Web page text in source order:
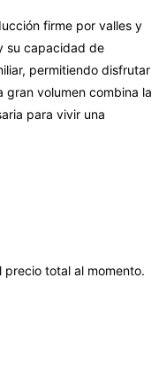
firme por valles y
su capacidad de
permitiendo disfrutar
gran volumen combina la
para vivir una
precio total al momento.